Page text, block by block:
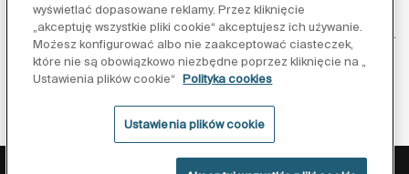
Inspiracja
Obserwuj nas:
Polityka ochrony danych Warunki korzystania z serwisu
wyświetlać dopasowane reklamy. Przez kliknięcie
„akceptuję wszystkie pliki cookie“ akceptujesz ich używanie.
Możesz konfigurować albo nie zaakceptować ciasteczek,
które nie są obowiązkowo niezbędne poprzez kliknięcie na „
Ustawienia plików cookie“
Polityka cookies
Ustawienia plików cookie